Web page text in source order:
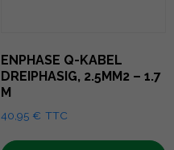
ENPHASE Q-KABEL
DREIPHASIG, 2.5MM2 – 1.7
M
40,95 € TTC